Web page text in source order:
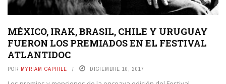
MÉXICO, IRAK, BRASIL, CHILE Y URUGUAY
FUERON LOS PREMIADOS EN EL FESTIVAL
ATLANTIDOC
POR MYRIAM CAPRILE DICIEMBRE 10, 2017